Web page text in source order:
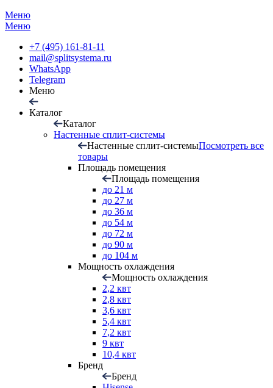
Меню
Меню
+7 (495) 161-81-11
mail@splitsystema.ru
WhatsApp
Telegram
Меню
Каталог
Каталог
Настенные сплит-системы
Настенные сплит-системыПосмотреть все
товары
Площадь помещения
Площадь помещения
до 21 м
до 27 м
до 36 м
до 54 м
до 72 м
до 90 м
до 104 м
Мощность охлаждения
Мощность охлаждения
2,2 квт
2,8 квт
3,6 квт
5,4 квт
7,2 квт
9 квт
10,4 квт
Бренд
Бренд